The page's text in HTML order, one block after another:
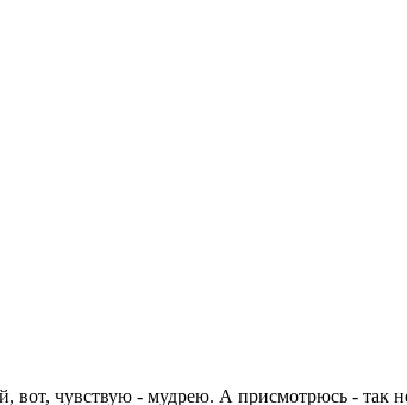
вот, чувствую - мудрею. А присмотрюсь - так